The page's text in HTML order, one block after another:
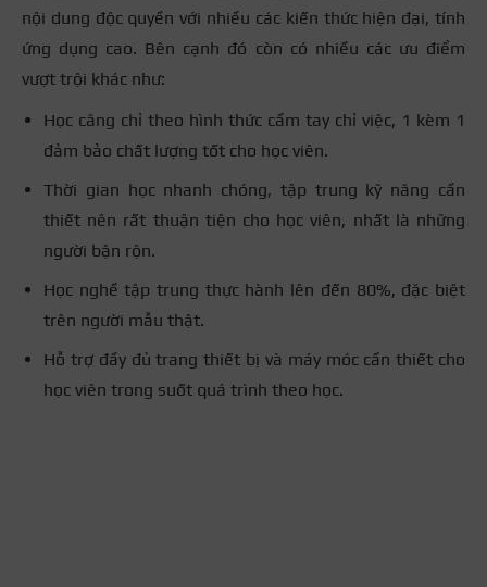
nội dung độc quyền với nhiều các kiến thức hiện đại, tính
ứng dụng cao. Bên cạnh đó còn có nhiều các ưu điểm
vượt trội khác như:
Học căng chỉ theo hình thức cầm tay chỉ việc, 1 kèm 1
đảm bảo chất lượng tốt cho học viên.
Thời gian học nhanh chóng, tập trung kỹ năng cần
thiết nên rất thuận tiện cho học viên, nhất là những
người bận rộn.
Học nghề tập trung thực hành lên đến 80%, đặc biệt
trên người mẫu thật.
Hỗ trợ đầy đủ trang thiết bị và máy móc cần thiết cho
học viên trong suốt quá trình theo học.